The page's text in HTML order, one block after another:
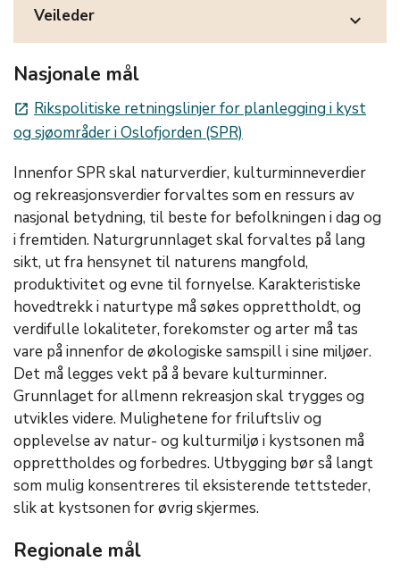
Veileder expand_more
Nasjonale mål
launch Rikspolitiske retningslinjer for planlegging i kyst
og sjøområder i Oslofjorden (SPR)
Innenfor SPR skal naturverdier, kulturminneverdier
og rekreasjonsverdier forvaltes som en ressurs av
nasjonal betydning, til beste for befolkningen i dag og
i fremtiden. Naturgrunnlaget skal forvaltes på lang
sikt, ut fra hensynet til naturens mangfold,
produktivitet og evne til fornyelse. Karakteristiske
hovedtrekk i naturtype må søkes opprettholdt, og
verdifulle lokaliteter, forekomster og arter må tas
vare på innenfor de økologiske samspill i sine miljøer.
Det må legges vekt på å bevare kulturminner.
Grunnlaget for allmenn rekreasjon skal trygges og
utvikles videre. Mulighetene for friluftsliv og
opplevelse av natur- og kulturmiljø i kystsonen må
opprettholdes og forbedres. Utbygging bør så langt
som mulig konsentreres til eksisterende tettsteder,
slik at kystsonen for øvrig skjermes.
Regionale mål